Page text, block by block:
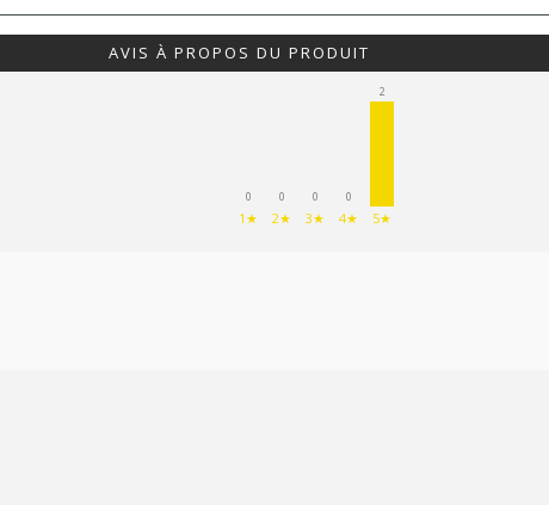
AVIS À PROPOS DU PRODUIT
0
1★
0
2★
0
3★
0
4★
2
5★